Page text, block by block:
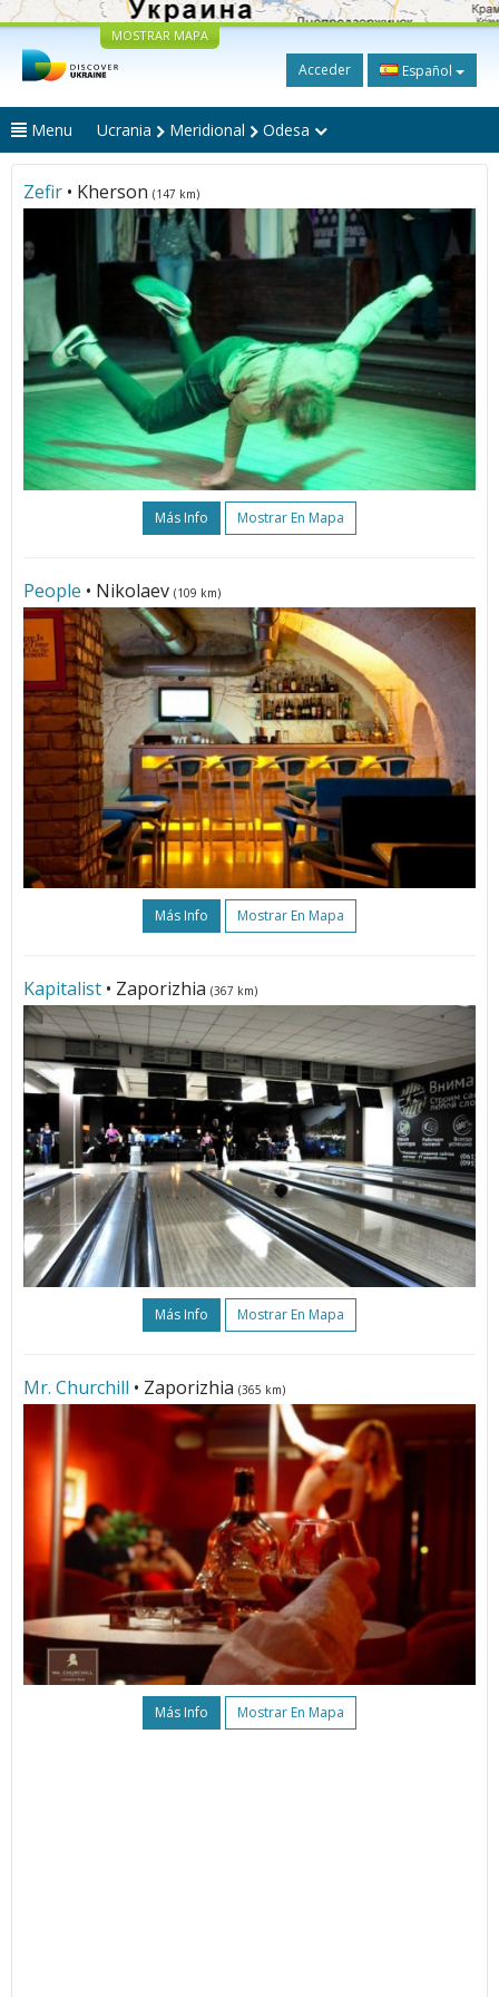
MOSTRAR MAPA
Acceder Español
Menu Ucrania Meridional Odesa
Zefir • Kherson (147 km)
Más Info Mostrar En Mapa
People • Nikolaev (109 km)
Más Info Mostrar En Mapa
Kapitalist • Zaporizhia (367 km)
Más Info Mostrar En Mapa
Mr. Churchill • Zaporizhia (365 km)
Más Info Mostrar En Mapa